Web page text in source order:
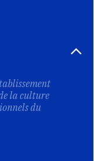
la culture
du